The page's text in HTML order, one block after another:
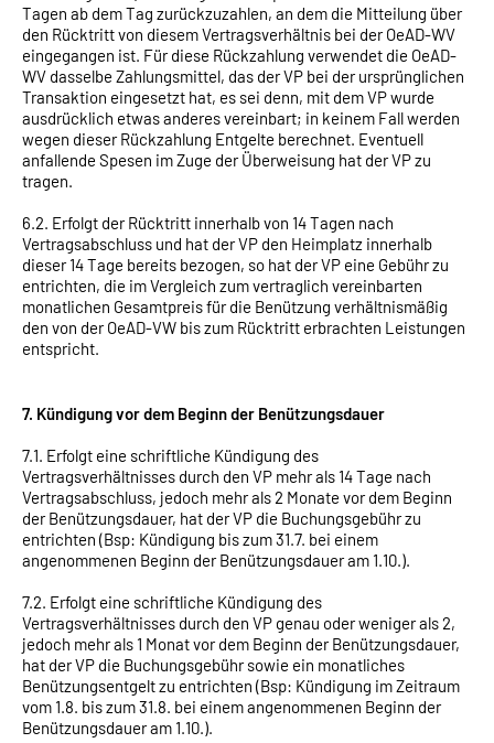
Tagen ab dem Tag zurückzuzahlen, an dem die Mitteilung über
den Rücktritt von diesem Vertragsverhältnis bei der OeAD-WV
eingegangen ist. Für diese Rückzahlung verwendet die OeAD-
WV dasselbe Zahlungsmittel, das der VP bei der ursprünglichen
Transaktion eingesetzt hat, es sei denn, mit dem VP wurde
ausdrücklich etwas anderes vereinbart; in keinem Fall werden
wegen dieser Rückzahlung Entgelte berechnet. Eventuell
anfallende Spesen im Zuge der Überweisung hat der VP zu
tragen.
6.2. Erfolgt der Rücktritt innerhalb von 14 Tagen nach
Vertragsabschluss und hat der VP den Heimplatz innerhalb
dieser 14 Tage bereits bezogen, so hat der VP eine Gebühr zu
entrichten, die im Vergleich zum vertraglich vereinbarten
monatlichen Gesamtpreis für die Benützung verhältnismäßig
den von der OeAD-VW bis zum Rücktritt erbrachten Leistungen
entspricht.
7. Kündigung vor dem Beginn der Benützungsdauer
7.1. Erfolgt eine schriftliche Kündigung des
Vertragsverhältnisses durch den VP mehr als 14 Tage nach
Vertragsabschluss, jedoch mehr als 2 Monate vor dem Beginn
der Benützungsdauer, hat der VP die Buchungsgebühr zu
entrichten (Bsp: Kündigung bis zum 31.7. bei einem
angenommenen Beginn der Benützungsdauer am 1.10.).
7.2. Erfolgt eine schriftliche Kündigung des
Vertragsverhältnisses durch den VP genau oder weniger als 2,
jedoch mehr als 1 Monat vor dem Beginn der Benützungsdauer,
hat der VP die Buchungsgebühr sowie ein monatliches
Benützungsentgelt zu entrichten (Bsp: Kündigung im Zeitraum
vom 1.8. bis zum 31.8. bei einem angenommenen Beginn der
Benützungsdauer am 1.10.).